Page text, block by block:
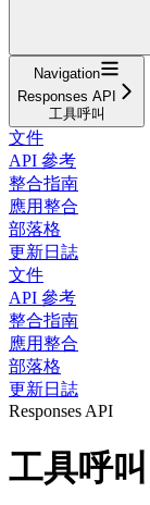
Navigation
Responses API
工具呼叫
文件
API 參考
整合指南
應用整合
部落格
更新日誌
文件
API 參考
整合指南
應用整合
部落格
更新日誌
Responses API
工具呼叫